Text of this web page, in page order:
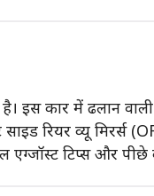
है। इस कार में
रियर व्यू मिरर्स
टिप्स और